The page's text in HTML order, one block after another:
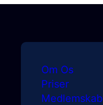
Om Os
Priser
Medlemskab